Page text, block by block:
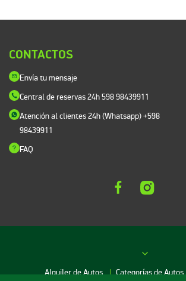
CONTACTOS
Envía tu mensaje
Central de reservas 24h598 98439911
Atención al clientes 24h (Whatsapp)+598
98439911
FAQ
Alquiler de Autos Categorías de Autos